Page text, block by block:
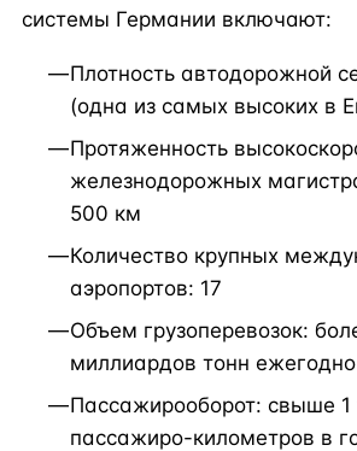
системы Германии включают:
Плотность автодорожной
(одна из самых высоких в
Протяженность
железнодорожных
500 км
Количество крупных
аэропортов: 17
Объем грузоперевозок:
миллиардов тонн ежегодно
Пассажирооборот: свыше 1
пассажиро-километров в